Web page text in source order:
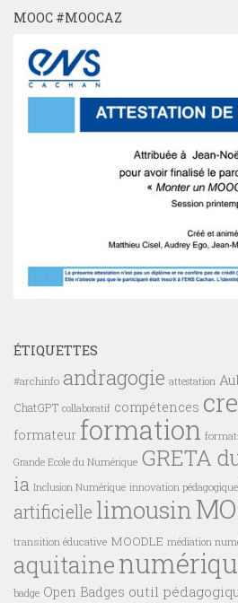
MOOC #MOOCAZ
ÉTIQUETTES
#archinfo andragogie attestation
ChatGPT collaboratif compétences
formateur formation
Grande Ecole du Numérique GRETA
ia Inclusion Numérique innovation pédagogique
artificielle limousin
transition éducative MOODLE médiation
aquitaine
badge Open Badges outil